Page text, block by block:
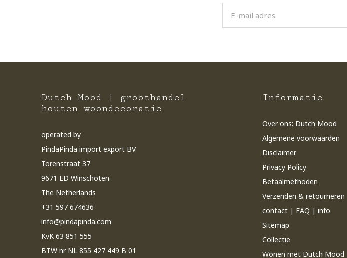
Dutch Mood | groothandel
houten woondecoratie
operated by
PindaPinda import export BV
Torenstraat 37
9671 ED Winschoten
The Netherlands
+31 597 674636
info@pindapinda.com
KvK 63 851 555
BTW nr NL 855 427 449 B 01
Informatie
Over ons: Dutch Mood
Algemene voorwaarden
Disclaimer
Privacy Policy
Betaalmethoden
Verzenden & retourneren
contact | FAQ | info
Sitemap
Collectie
Wonen met Dutch Mood